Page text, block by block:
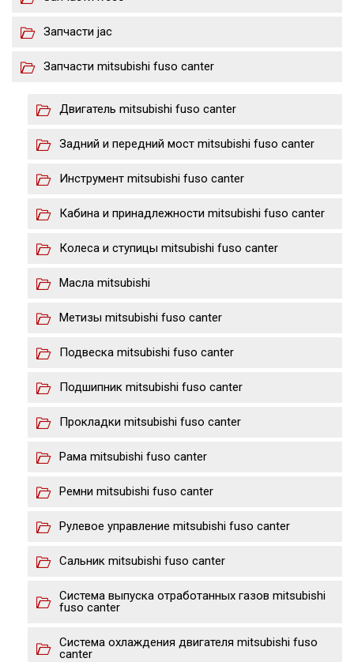
Запчасти jac
Запчасти mitsubishi fuso canter
Двигатель mitsubishi fuso canter
Задний и передний мост mitsubishi fuso canter
Инструмент mitsubishi fuso canter
Кабина и принадлежности mitsubishi fuso canter
Колеса и ступицы mitsubishi fuso canter
Масла mitsubishi
Метизы mitsubishi fuso canter
Подвеска mitsubishi fuso canter
Подшипник mitsubishi fuso canter
Прокладки mitsubishi fuso canter
Рама mitsubishi fuso canter
Ремни mitsubishi fuso canter
Рулевое управление mitsubishi fuso canter
Сальник mitsubishi fuso canter
Система выпуска отработанных газов mitsubishi
fuso canter
Система охлаждения двигателя mitsubishi fuso
canter